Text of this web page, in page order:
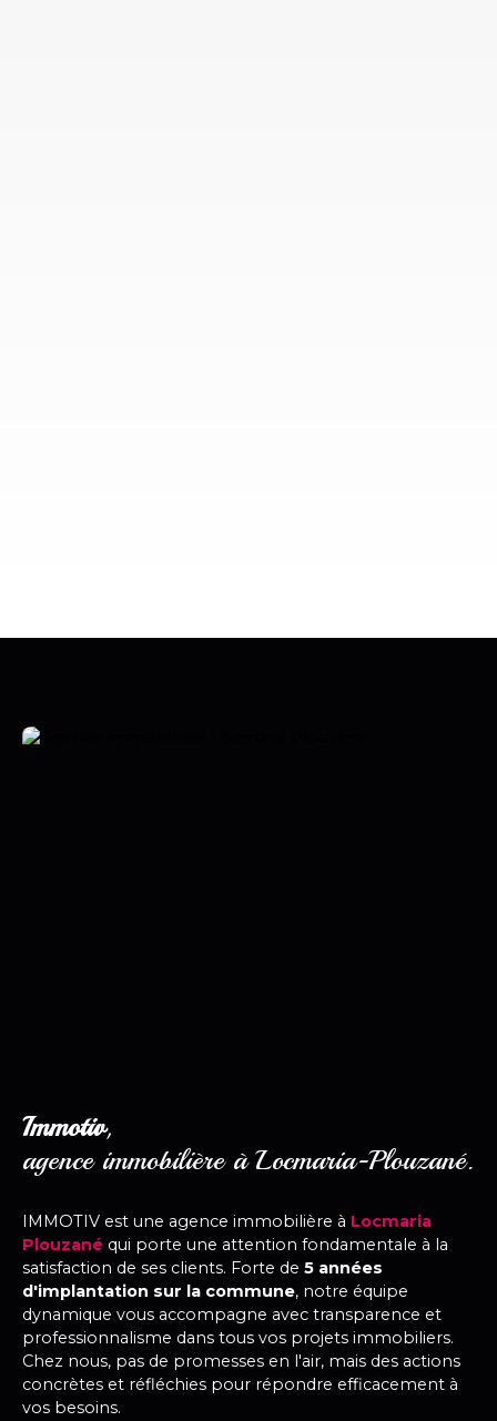
Immotiv,
agence immobilière à Locmaria-Plouzané.
IMMOTIV est une agence immobilière à Locmaria
Plouzané qui porte une attention fondamentale à la
satisfaction de ses clients. Forte de 5 années
d'implantation sur la commune, notre équipe
dynamique vous accompagne avec transparence et
professionnalisme dans tous vos projets immobiliers.
Chez nous, pas de promesses en l'air, mais des actions
concrètes et réfléchies pour répondre efficacement à
vos besoins.